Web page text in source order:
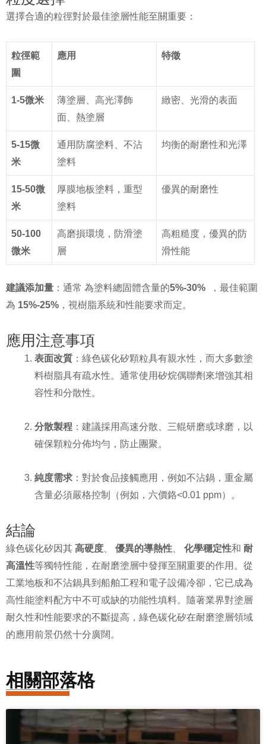
選擇合適的粒徑對於最佳塗層性能至關重要：
粒徑範
圍
應用 特徵
1-5微米
薄塗層、高光澤飾
面、熱塗層
緻密、光滑的表面
5-15微
米
通用防腐塗料、不沾
塗料
均衡的耐磨性和光澤
15-50微
米
厚膜地板塗料，重型
塗料
優異的耐磨性
50-100
微米
高磨損環境，防滑塗
層
高粗糙度，優異的防
滑性能
建議添加量 ：通常 為塗料總固體含量的5%-30% ，最佳範圍
為 15%-25% ，視樹脂系統和性能要求而定。
應用注意事項
表面改質 ：綠色碳化矽顆粒具有親水性，而大多數塗
料樹脂具有疏水性。通常使用矽烷偶聯劑來增強其相
容性和分散性。
分散製程 ：建議採用高速分散、三輥研磨或球磨，以
確保顆粒分佈均勻，防止團聚。
純度需求 ：對於食品接觸應用，例如不沾鍋，重金屬
含量必須嚴格控制（例如，六價鉻<0.01 ppm）。
結論
綠色碳化矽因其 高硬度 優異的導熱性 化學穩定性和 耐
高溫性等獨特性能，在耐磨塗層中發揮至關重要的作用。從
工業地板和不沾鍋具到船舶工程和電子設備冷卻，它已成為
高性能塗料配方中不可或缺的功能性填料。隨著業界對塗層
耐久性和性能要求的不斷提高，綠色碳化矽在耐磨塗層領域
的應用前景仍然十分廣闊。
相關部落格